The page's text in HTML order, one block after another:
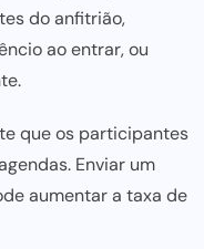
do anfitrião,
ao entrar, ou
que os participantes
Enviar um
aumentar a taxa de